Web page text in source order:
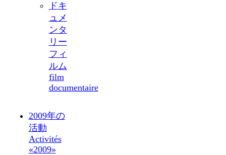
ドキ
ュメ
ンタ
リー
フィ
ルム
film
documentaire
2009年の
活動
Activités
«2009»